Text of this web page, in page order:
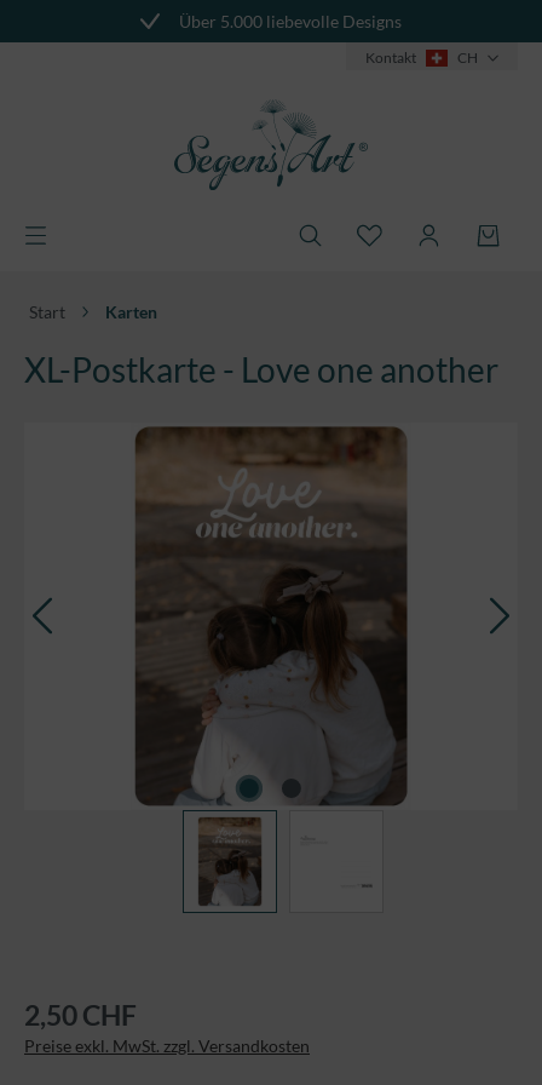
Über 5.000 liebevolle Designs
Kontakt CH
Start Karten
XL-Postkarte - Love one another
Bildergalerie überspringen
2,50 CHF
Preise exkl. MwSt. zzgl. Versandkosten